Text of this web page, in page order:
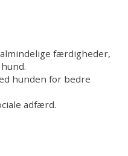
færdigheder,
hunden for bedre
adfærd.